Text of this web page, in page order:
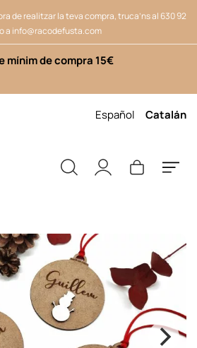
de realitzar la teva compra, truca’ns al 630 92
a info@racodefusta.com
mínim de compra 15€
Español Catalán